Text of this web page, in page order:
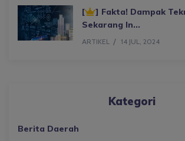
[
] Fakta! Dampak
Sekarang In...
ARTIKEL 14 JUL, 2024
Kategori
Berita Daerah